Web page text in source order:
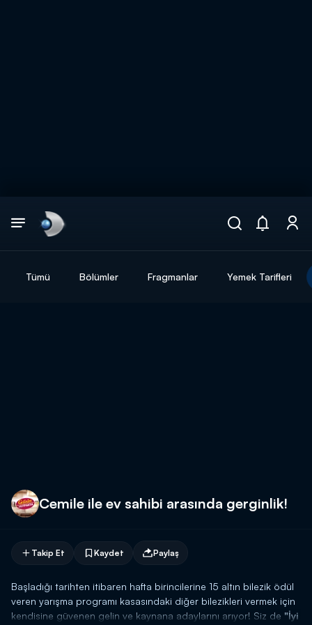
Tümü Bölümler Fragmanlar Yemek Tarifleri
Cemile ile ev sahibi arasında gerginlik!
Takip Et Kaydet Paylaş
Başladığı tarihten itibaren hafta birincilerine 15 altın bilezik ödül
veren yarışma programı kasasındaki diğer bilezikleri vermek için
kendisine güvenen gelin ve kaynana adaylarını arıyor! Siz de "İyi